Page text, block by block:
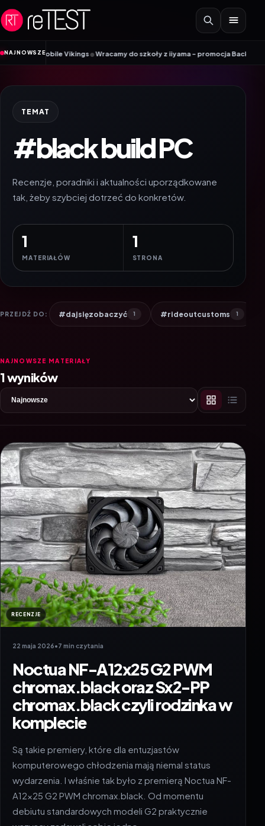
Przejdź do treści
NAJNOWSZE
Mobile Vikings•Wracamy do szkoły z iiyama – promocja Back to School
TEMAT
#black build PC
Recenzje, poradniki i aktualności uporządkowane
tak, żeby szybciej dotrzeć do konkretów.
1
MATERIAŁÓW
1
STRONA
PRZEJDŹ DO: #dajsięzobaczyć 1 #rideoutcustoms 1
NAJNOWSZE MATERIAŁY
1 wyników
RECENZJE
22 maja 2026•7 min czytania
Noctua NF-A12x25 G2 PWM
chromax.black oraz Sx2-PP
chromax.black czyli rodzinka w
komplecie
Są takie premiery, które dla entuzjastów
komputerowego chłodzenia mają niemal status
wydarzenia. I właśnie tak było z premierą Noctua NF-
A12x25 G2 PWM chromax.black. Od momentu
debiutu standardowych modeli G2 praktycznie